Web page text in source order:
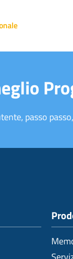
passo